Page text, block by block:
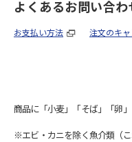
よくあるお問い合わ
お支払い方法 注文のキ
商品に「小麦」「そば」「卵
※エビ・カニを除く魚介類（